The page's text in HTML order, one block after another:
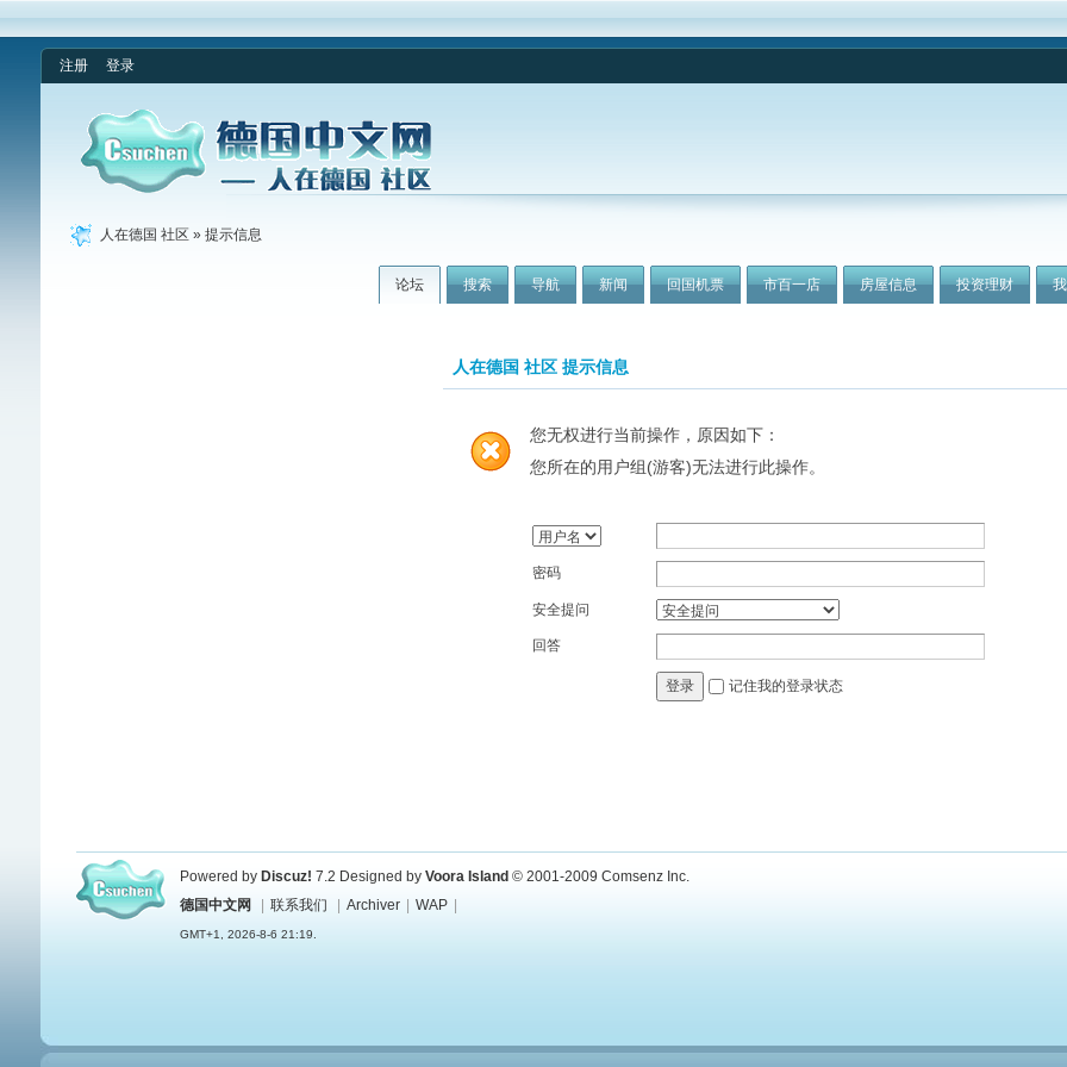
注册 登录
论坛 搜索 导航 新闻 回国机票 市百一店 房屋信息 投资理财
人在德国 社区 » 提示信息
人在德国 社区 提示信息
您无权进行当前操作，原因如下：
您所在的用户组(游客)无法进行此操作。
密码
安全提问
回答
登录 记住我的登录状态
Powered by Discuz! 7.2 Designed by Voora Island © 2001-2009 Comsenz Inc.
德国中文网
联系我们 Archiver WAP
GMT+1, 2026-8-6 21:19.